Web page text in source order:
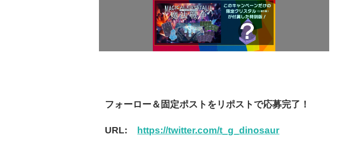
フォーロー＆固定ポストをリポストで応募完了！
URL: https://twitter.com/t_g_dinosaur